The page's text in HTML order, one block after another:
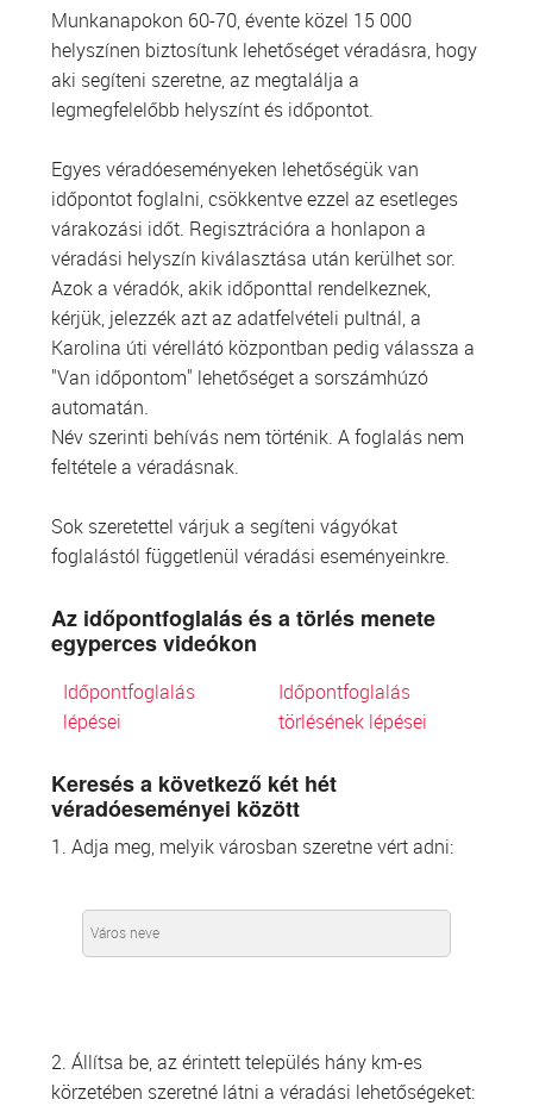
ŐSSEJT DONÁCIÓ
VÁRÓLISTÁK
Munkanapokon 60-70, évente közel 15 000
helyszínen biztosítunk lehetőséget véradásra, hogy
aki segíteni szeretne, az megtalálja a
legmegfelelőbb helyszínt és időpontot.
Egyes véradóeseményeken lehetőségük van
időpontot foglalni, csökkentve ezzel az esetleges
várakozási időt. Regisztrációra a honlapon a
véradási helyszín kiválasztása után kerülhet sor.
Azok a véradók, akik időponttal rendelkeznek,
kérjük, jelezzék azt az adatfelvételi pultnál, a
Karolina úti vérellátó központban pedig válassza a
"Van időpontom" lehetőséget a sorszámhúzó
automatán.
Név szerinti behívás nem történik. A foglalás nem
feltétele a véradásnak.
Sok szeretettel várjuk a segíteni vágyókat
foglalástól függetlenül véradási eseményeinkre.
Az időpontfoglalás és a törlés menete
egyperces videókon
Időpontfoglalás
lépései
Időpontfoglalás
törlésének lépései
Keresés a következő két hét
véradóeseményei között
1. Adja meg, melyik városban szeretne vért adni:
2. Állítsa be, az érintett település hány km-es
körzetében szeretné látni a véradási lehetőségeket: